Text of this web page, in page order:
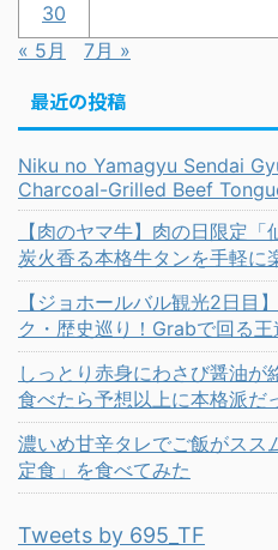
30
« 5月
7月 »
最近の投稿
Niku no Yamagyu Sendai
Charcoal-Grilled Beef
【肉のヤマ牛】肉の日限定
炭火香る本格牛タンを手軽に
【ジョホールバル観光2日目
ク・歴史巡り！Grabで回る
しっとり赤身にわさび醤油
食べたら予想以上に本格派だ
濃いめ甘辛タレでご飯がスス
定食」を食べてみた
Tweets by 695_TF